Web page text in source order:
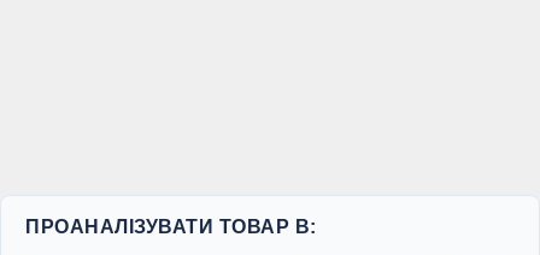
ПРОАНАЛІЗУВАТИ ТОВАР В: